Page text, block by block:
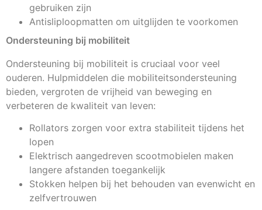
gebruiken zijn
Antisliploopmatten om uitglijden te voorkomen
Ondersteuning bij mobiliteit
Ondersteuning bij mobiliteit is cruciaal voor veel
ouderen. Hulpmiddelen die mobiliteitsondersteuning
bieden, vergroten de vrijheid van beweging en
verbeteren de kwaliteit van leven:
Rollators zorgen voor extra stabiliteit tijdens het
lopen
Elektrisch aangedreven scootmobielen maken
langere afstanden toegankelijk
Stokken helpen bij het behouden van evenwicht en
zelfvertrouwen